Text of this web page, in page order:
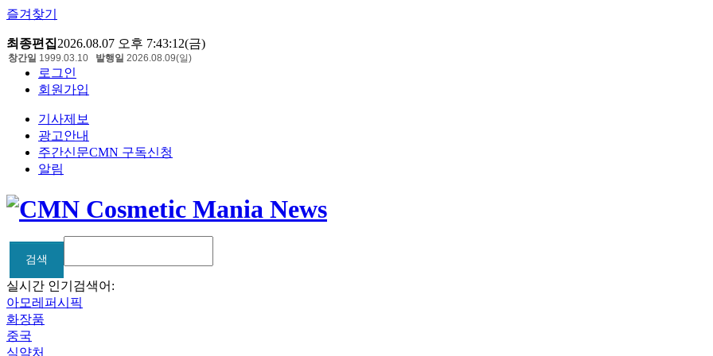
즐겨찾기
최종편집2026.08.07 오후 7:43:12(금)
로그인
회원가입
기사제보
광고안내
주간신문CMN 구독신청
알림
창간일 1999.03.10 발행일 2026.08.09(일)
검색
검색
실시간 인기검색어:
아모레퍼시픽
화장품
중국
식약처